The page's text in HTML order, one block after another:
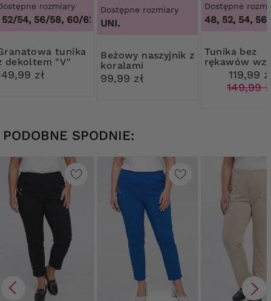
rozmiary
54, 56/58, 60/62, 48/50, 52/54, 56/58, 60/62
dekoltem "V"
zł
Dostępne rozmiary
UNI.
Beżowy naszyjnik z
koralami
99,99 zł
Dostępne
48, 52, 54, 56
Tunika bez
rękawów
119,99
149,99
PODOBNE SPODNIE: